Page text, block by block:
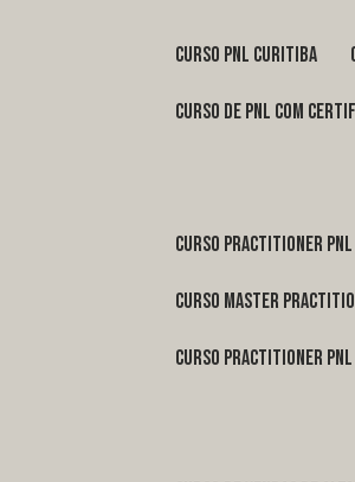
curso pnl Curitiba
curso de pnl com
curso practitioner
curso master
curso practitioner pnl